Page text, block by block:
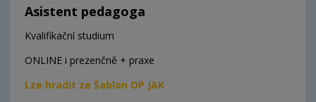
Asistent pedagoga
Kvalifikační studium
ONLINE i prezenčně + praxe
Lze hradit ze Šablon OP JAK